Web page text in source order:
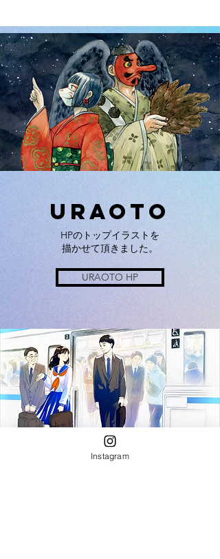
URAOTO HP
URAOTO
HPのトップイラストを
描かせて頂きました。
Instagram